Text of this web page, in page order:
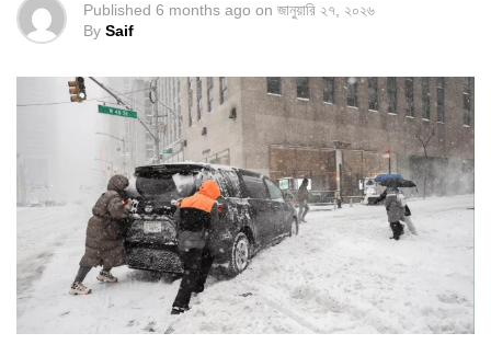
Published 6 months ago on জানুয়ারি ২৭, ২০২৬
By Saif